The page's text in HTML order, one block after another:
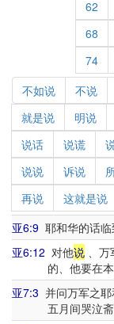
62
68
74
不如说 不说
就是说
明说
说话
说谎
说说
诉说
再说
这就是说
亚6:9 耶和华的话
亚6:12 对他说 、万
的、他要在
亚7:3 并问万军之
五月间哭泣